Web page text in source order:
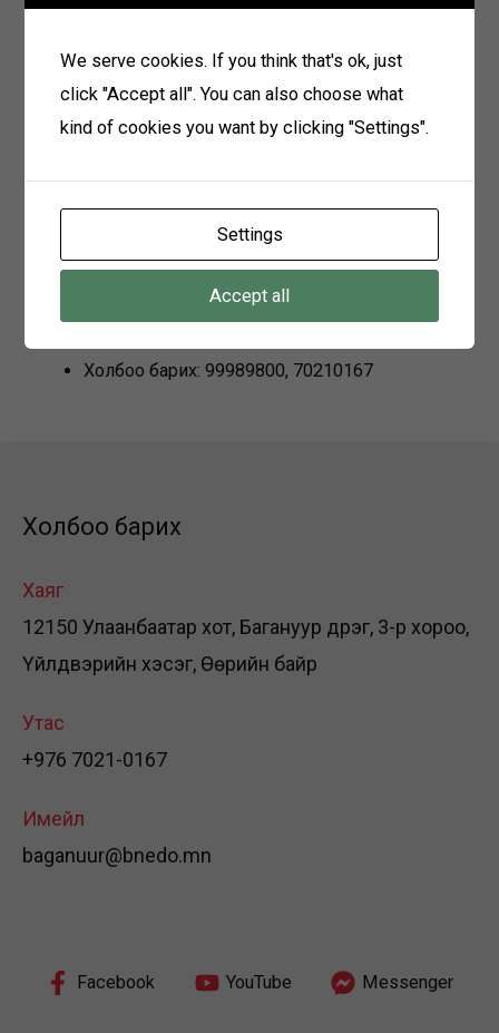
хамрагдсан гэрчилгээ, үнэмлэх
Материал хүлээн авах
2026 оны 01 дугаар сарын 28-ны өдрийг
дуустал хугацаанд өөрийн ажлын байранд,
baganuur@bnedo.mn
Холбоо барих: 99989800, 70210167
Холбоо барих
Хаяг
12150 Улаанбаатар хот, Багануур дүүрэг, 3-р хороо,
Үйлдвэрийн хэсэг, Өөрийн байр
Утас
+976 7021-0167
Имейл
baganuur@bnedo.mn
Facebook YouTube Messenger
We serve cookies. If you think that's ok, just
click "Accept all". You can also choose what
kind of cookies you want by clicking "Settings".
Settings
Accept all